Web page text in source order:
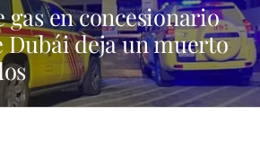
gas en concesionario
Dubái deja un muerto